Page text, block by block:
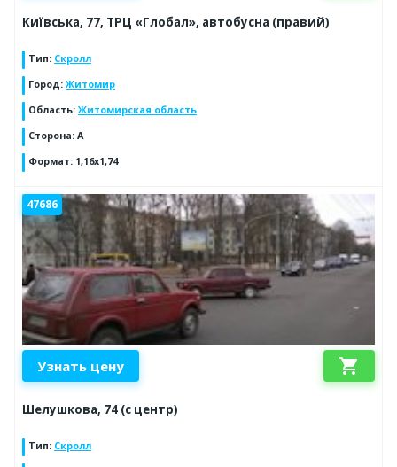
Київська, 77, ТРЦ «Глобал», автобусна (правий)
Тип: Скролл
Город: Житомир
Область: Житомирская область
Сторона: А
Формат: 1,16х1,74
47686
Узнать цену shopping_cart
Шелушкова, 74 (с центр)
Тип: Скролл